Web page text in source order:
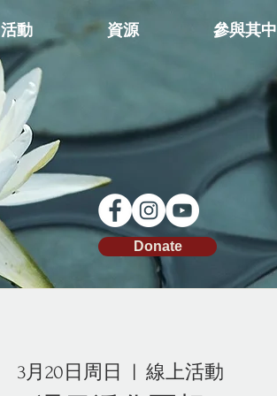
活動 資源 參與其中
Donate
3月20日周日 線上活動